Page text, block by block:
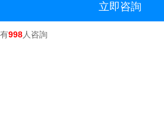
立即咨詢
998人咨詢